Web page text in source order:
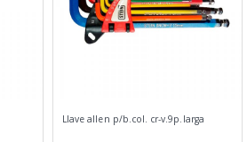
Llave allen p/b.col. cr-v.9p.larga